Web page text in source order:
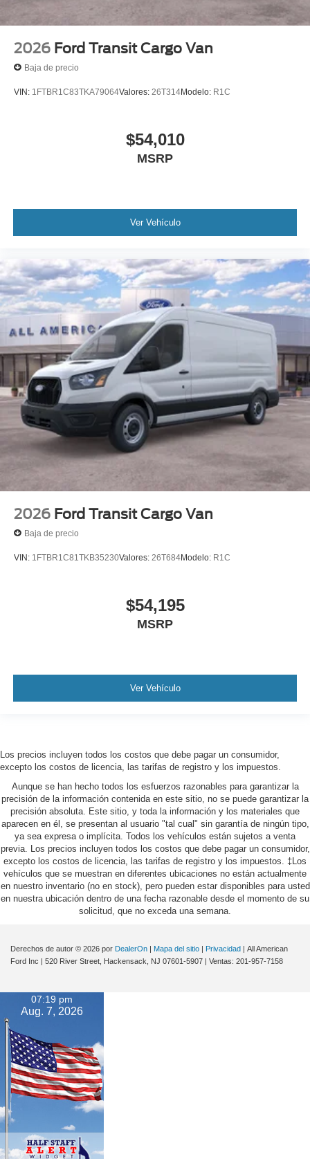
2026 Ford Transit Cargo Van
Baja de precio
VIN: 1FTBR1C83TKA79064Valores: 26T314Modelo: R1C
$54,010
MSRP
Ver Vehículo
2026 Ford Transit Cargo Van
Baja de precio
VIN: 1FTBR1C81TKB35230Valores: 26T684Modelo: R1C
$54,195
MSRP
Ver Vehículo
Los precios incluyen todos los costos que debe pagar un consumidor,
excepto los costos de licencia, las tarifas de registro y los impuestos.
Aunque se han hecho todos los esfuerzos razonables para garantizar la
precisión de la información contenida en este sitio, no se puede garantizar la
precisión absoluta. Este sitio, y toda la información y los materiales que
aparecen en él, se presentan al usuario "tal cual" sin garantía de ningún tipo,
ya sea expresa o implícita. Todos los vehículos están sujetos a venta
previa. Los precios incluyen todos los costos que debe pagar un consumidor,
excepto los costos de licencia, las tarifas de registro y los impuestos. ‡Los
vehículos que se muestran en diferentes ubicaciones no están actualmente
en nuestro inventario (no en stock), pero pueden estar disponibles para usted
en nuestra ubicación dentro de una fecha razonable desde el momento de su
solicitud, que no exceda una semana.
Derechos de autor © 2026 por DealerOn Mapa del sitio Privacidad | All American
Ford Inc
520 River Street, Hackensack, NJ 07601-5907 | Ventas: 201-957-7158
07:19 pm
Aug. 7, 2026